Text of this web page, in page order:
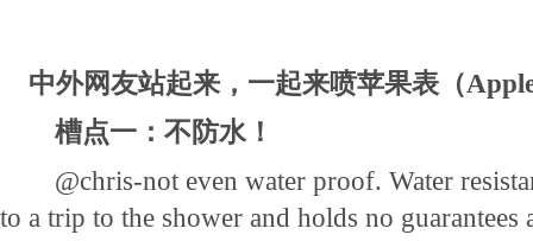
中外网友站起来，一起来喷苹果表（
槽点一：不防水！
@chris-not even water proof. Water
to a trip to the shower and holds no guarantees